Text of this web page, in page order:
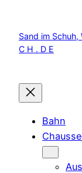
springen
Sand im Schuh,
C H . D E
Bahn